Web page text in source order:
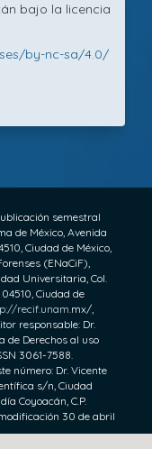
bajo la licencia
by-nc-sa/4.0/
semestral
de México, Avenida
Ciudad de México,
(ENaCiF),
Universitaria, Col.
Ciudad de
recif.unam.mx/,
responsable: Dr.
de Derechos al uso
3061-7588.
número: Dr. Vicente
s/n, Ciudad
Coyoacán, C.P.
30 de abril